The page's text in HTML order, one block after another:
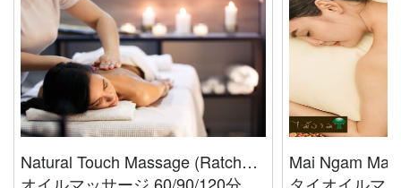
Natural Touch Massage (Ratchathewi)